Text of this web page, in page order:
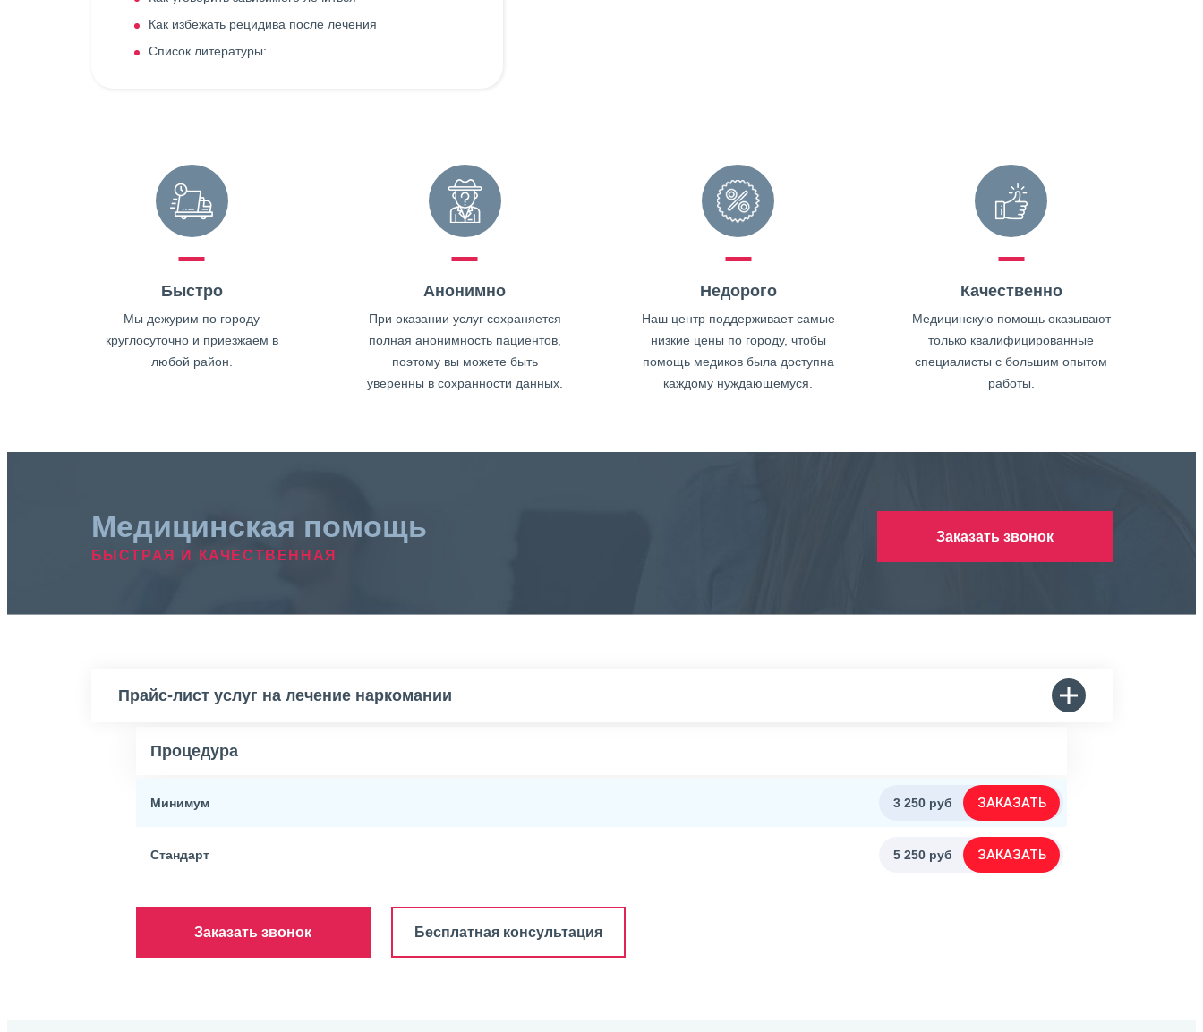
Как избежать рецидива после лечения
Список литературы:
Быстро
Мы дежурим по городу
круглосуточно и приезжаем в
любой район.
Анонимно
При оказании услуг сохраняется
полная анонимность пациентов,
поэтому вы можете быть
уверенны в сохранности данных.
Недорого
Наш центр поддерживает самые
низкие цены по городу, чтобы
помощь медиков была доступна
каждому нуждающемуся.
Качественно
Медицинскую помощь оказывают
только квалифицированные
специалисты с большим опытом
работы.
Медицинская помощь
БЫСТРАЯ И КАЧЕСТВЕННАЯ
Заказать звонок
Прайс-лист услуг на лечение наркомании
Процедура
Минимум 3 250 руб ЗАКАЗАТЬ
Стандарт 5 250 руб ЗАКАЗАТЬ
Заказать звонок Бесплатная консультация